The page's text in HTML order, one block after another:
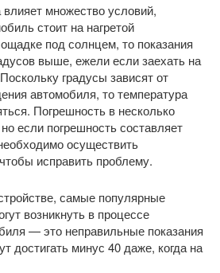
множество условий,
стоит на нагретой
под солнцем, то показания
выше, ежели если заехать на
градусы зависят от
автомобиля, то температура
Погрешность в несколько
если погрешность составляет
осуществить
исправить проблему.
самые популярные
возникнуть в процессе
— это неправильные показания
достигать минус 40 даже, когда на